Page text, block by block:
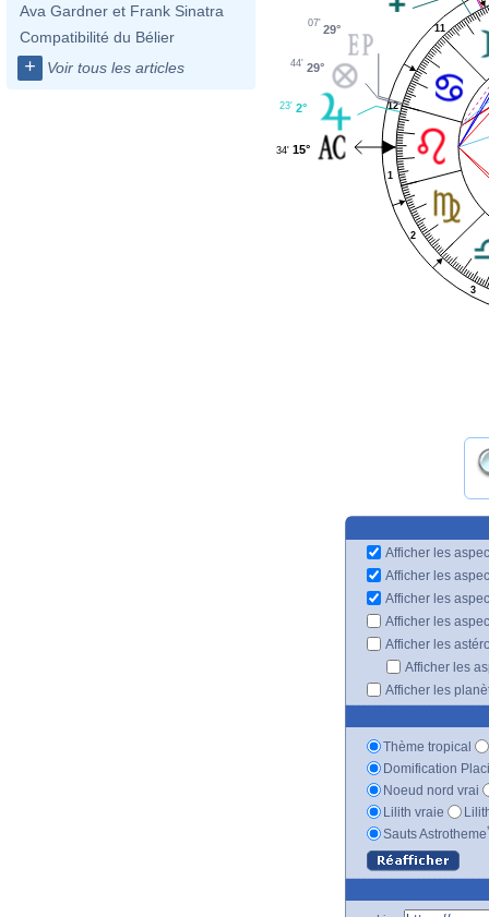
Ava Gardner et Frank Sinatra
Compatibilité du Bélier
+ Voir tous les articles
1
2
3
11
12
29°
07'
29°
44'
2°
23'
15°
34'
Afficher les
Afficher les
Afficher les
Afficher les
Afficher les
Afficher les
Afficher les
Thème tropical
Domification
Noeud nord vrai
Lilith vraie
Sauts Astrotheme